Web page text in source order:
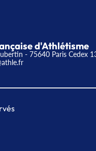
d'Athlétisme
- 75640 Paris Cedex